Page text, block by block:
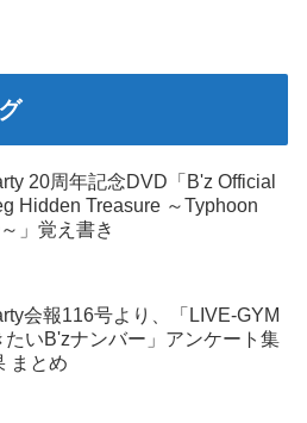
20周年記念DVD「B'z Official
Hidden Treasure ～Typhoon
」覚え書き
会報116号より、「LIVE-GYM
たいB'zナンバー」アンケート集
まとめ